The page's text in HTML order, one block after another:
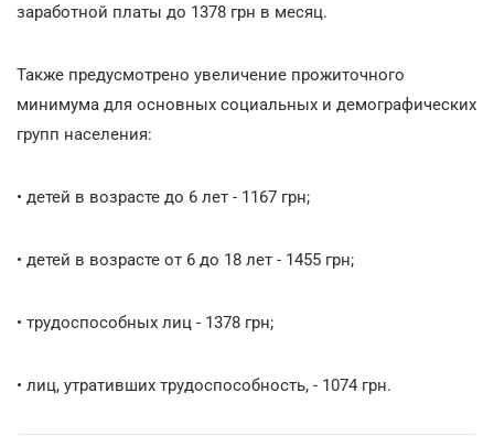
заработной платы до 1378 грн в месяц.
Также предусмотрено увеличение прожиточного
минимума для основных социальных и демографических
групп населения:
• детей в возрасте до 6 лет - 1167 грн;
• детей в возрасте от 6 до 18 лет - 1455 грн;
• трудоспособных лиц - 1378 грн;
• лиц, утративших трудоспособность, - 1074 грн.